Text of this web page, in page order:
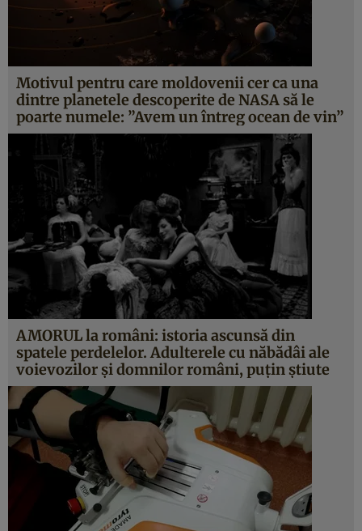
Motivul pentru care moldovenii cer ca una
dintre planetele descoperite de NASA să le
poarte numele: ”Avem un întreg ocean de vin”
AMORUL la români: istoria ascunsă din
spatele perdelelor. Adulterele cu năbădâi ale
voievozilor şi domnilor români, puţin ştiute